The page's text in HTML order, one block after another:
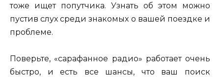
тоже ищет попутчика. Узнать об этом можно
пустив слух среди знакомых о вашей поездке и
проблеме.
Поверьте, «сарафанное радио» работает очень
быстро, и есть все шансы, что ваш поиск